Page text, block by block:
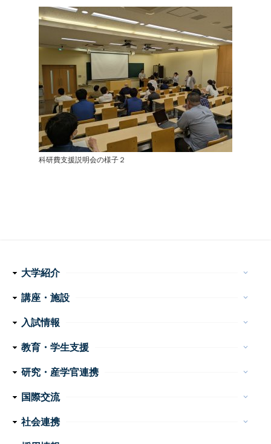
科研費支援説明会の様子２
フ
タ
ー
ナ
ビ
ゲ
大学紹介 keyboard_arrow_down
理念・使命
学長メッセージ
特色ある取り組み
運営組織
情報公開
講座・施設 keyboard_arrow_down
医学科
看護学科
附属病院
センター・施設等
入試情報 keyboard_arrow_down
医学部 医学科・看護学科
大学院医学系研究科
大学案内
イベント
お問い合わせ
教育・学生支援 keyboard_arrow_down
教育
学生生活
特色ある教育プログラム
諸手続・諸証明
学生相談
研究・産学官連携 keyboard_arrow_down
産学官連携
重点プロジェクト・研究成果
研究支援
研究公正
国際交流 keyboard_arrow_down
外国人留学生の手引き
国際交流会館
社会連携 keyboard_arrow_down
公開講座
高大連携
地域医療教育研究拠点
震災支援